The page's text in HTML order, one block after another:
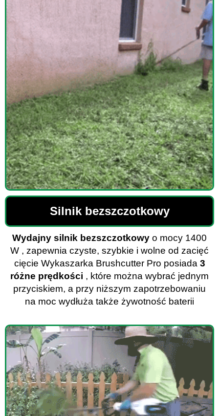
Silnik bezszczotkowy
Wydajny silnik bezszczotkowy o mocy 1400
W , zapewnia czyste, szybkie i wolne od zacięć
cięcie Wykaszarka Brushcutter Pro posiada 3
różne prędkości , które można wybrać jednym
przyciskiem, a przy niższym zapotrzebowaniu
na moc wydłuża także żywotność baterii